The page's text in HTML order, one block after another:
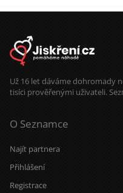
Už 16 let dáváme dohromady
tisíci prověřenými uživateli.
O Seznamce
Najít partnera
Přihlášení
Registrace